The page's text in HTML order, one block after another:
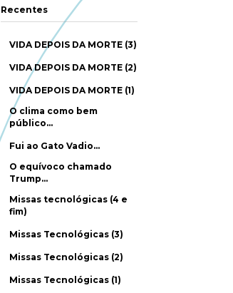
Recentes
VIDA DEPOIS DA MORTE (3)
VIDA DEPOIS DA MORTE (2)
VIDA DEPOIS DA MORTE (1)
O clima como bem
público…
Fui ao Gato Vadio…
O equívoco chamado
Trump…
Missas tecnológicas (4 e
fim)
Missas Tecnológicas (3)
Missas Tecnológicas (2)
Missas Tecnológicas (1)